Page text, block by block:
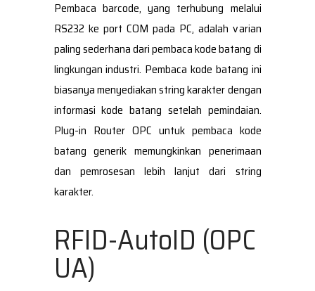
Pembaca barcode, yang terhubung melalui
RS232 ke port COM pada PC, adalah varian
paling sederhana dari pembaca kode batang di
lingkungan industri. Pembaca kode batang ini
biasanya menyediakan string karakter dengan
informasi kode batang setelah pemindaian.
Plug-in Router OPC untuk pembaca kode
batang generik memungkinkan penerimaan
dan pemrosesan lebih lanjut dari string
karakter.
RFID-AutoID (OPC
UA)